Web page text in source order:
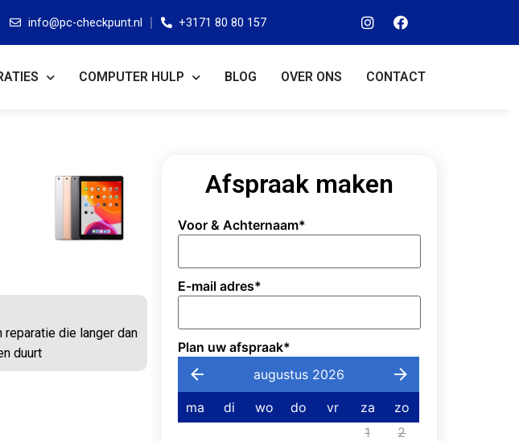
info@pc-checkpunt.nl +3171 80 80 157
COMPUTER HULP BLOG OVER ONS CONTACT
reparatie die langer dan
duurt
Afspraak maken
Voor & Achternaam*
E-mail adres*
Plan uw afspraak*
augustus 2026
ma di wo do vr za
zo
1
2